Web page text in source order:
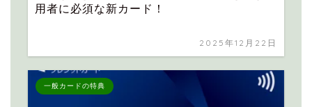
用者に必須な新カード！
2025年12月22日
一般カードの特典